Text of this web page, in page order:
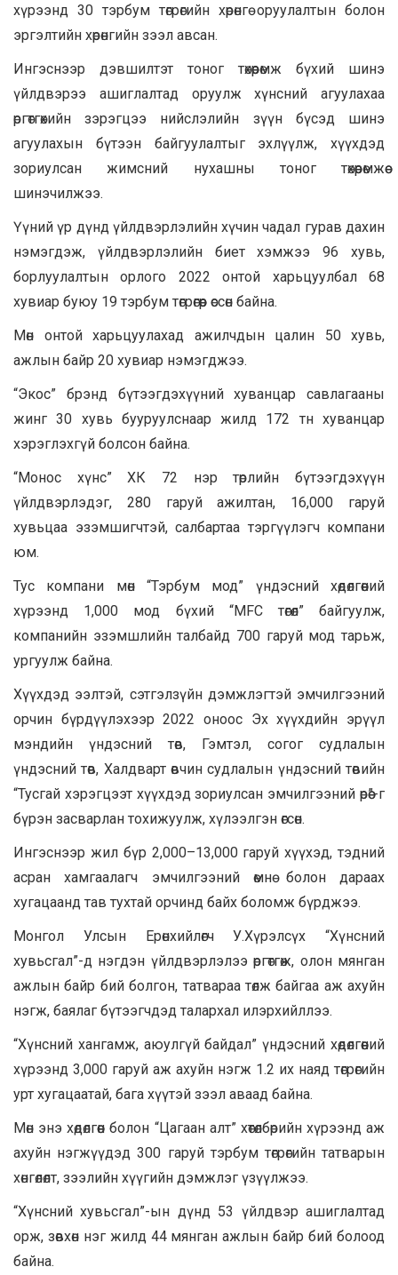
хүрээнд 30 тэрбум төгрөгийн хөрөнгө оруулалтын болон
эргэлтийн хөрөнгийн зээл авсан.
Ингэснээр дэвшилтэт тоног төхөөрөмж бүхий шинэ
үйлдвэрээ ашиглалтад оруулж хүнсний агуулахаа
өргөтгөхийн зэрэгцээ нийслэлийн зүүн бүсэд шинэ
агуулахын бүтээн байгуулалтыг эхлүүлж, хүүхдэд
зориулсан жимсний нухашны тоног төхөөрөмжөө
шинэчилжээ.
Үүний үр дүнд үйлдвэрлэлийн хүчин чадал гурав дахин
нэмэгдэж, үйлдвэрлэлийн биет хэмжээ 96 хувь,
борлуулалтын орлого 2022 онтой харьцуулбал 68
хувиар буюу 19 тэрбум төгрөгөөр өссөн байна.
Мөн онтой харьцуулахад ажилчдын цалин 50 хувь,
ажлын байр 20 хувиар нэмэгджээ.
“Экос” брэнд бүтээгдэхүүний хуванцар савлагааны
жинг 30 хувь бууруулснаар жилд 172 тн хуванцар
хэрэглэхгүй болсон байна.
“Монос хүнс” ХК 72 нэр төрлийн бүтээгдэхүүн
үйлдвэрлэдэг, 280 гаруй ажилтан, 16,000 гаруй
хувьцаа эзэмшигчтэй, салбартаа тэргүүлэгч компани
юм.
Тус компани мөн “Тэрбум мод” үндэсний хөдөлгөөний
хүрээнд 1,000 мод бүхий “MFC төгөл” байгуулж,
компанийн эзэмшлийн талбайд 700 гаруй мод тарьж,
ургуулж байна.
Хүүхдэд ээлтэй, сэтгэлзүйн дэмжлэгтэй эмчилгээний
орчин бүрдүүлэхээр 2022 оноос Эх хүүхдийн эрүүл
мэндийн үндэсний төв, Гэмтэл, согог судлалын
үндэсний төв, Халдварт өвчин судлалын үндэсний төвийн
“Тусгай хэрэгцээт хүүхдэд зориулсан эмчилгээний өрөө”-г
бүрэн засварлан тохижуулж, хүлээлгэн өгсөн.
Ингэснээр жил бүр 2,000–13,000 гаруй хүүхэд, тэдний
асран хамгаалагч эмчилгээний өмнө болон дараах
хугацаанд тав тухтай орчинд байх боломж бүрджээ.
Монгол Улсын Ерөнхийлөгч У.Хүрэлсүх “Хүнсний
хувьсгал”-д нэгдэн үйлдвэрлэлээ өргөтгөж, олон мянган
ажлын байр бий болгон, татвараа төлж байгаа аж ахуйн
нэгж, баялаг бүтээгчдэд талархал илэрхийллээ.
“Хүнсний хангамж, аюулгүй байдал” үндэсний хөдөлгөөний
хүрээнд 3,000 гаруй аж ахуйн нэгж 1.2 их наяд төгрөгийн
урт хугацаатай, бага хүүтэй зээл аваад байна.
Мөн энэ хөдөлгөөн болон “Цагаан алт” хөтөлбөрийн хүрээнд аж
ахуйн нэгжүүдэд 300 гаруй тэрбум төгрөгийн татварын
хөнгөлөлт, зээлийн хүүгийн дэмжлэг үзүүлжээ.
“Хүнсний хувьсгал”-ын дүнд 53 үйлдвэр ашиглалтад
орж, зөвхөн нэг жилд 44 мянган ажлын байр бий болоод
байна.